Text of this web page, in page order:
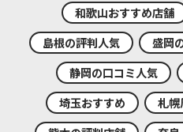
和歌山おすすめ店舗
島根の評判人気
盛岡
静岡の口コミ人気
埼玉おすすめ
札幌